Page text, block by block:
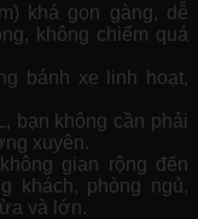
khá gọn gàng, dễ
không chiếm quá
bánh xe linh hoạt,
bạn không cần phải
xuyên.
gian rộng đến
khách, phòng ngủ,
và lớn.